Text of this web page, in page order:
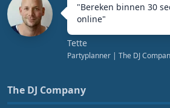
"Bereken binnen 30
online"
Tette
Partyplanner | The DJ
The DJ Company